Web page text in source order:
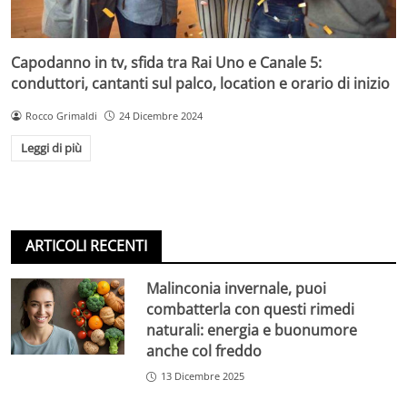
Capodanno in tv, sfida tra Rai Uno e Canale 5:
conduttori, cantanti sul palco, location e orario di inizio
Rocco Grimaldi 24 Dicembre 2024
Leggi di più
ARTICOLI RECENTI
Malinconia invernale, puoi
combatterla con questi rimedi
naturali: energia e buonumore
anche col freddo
13 Dicembre 2025